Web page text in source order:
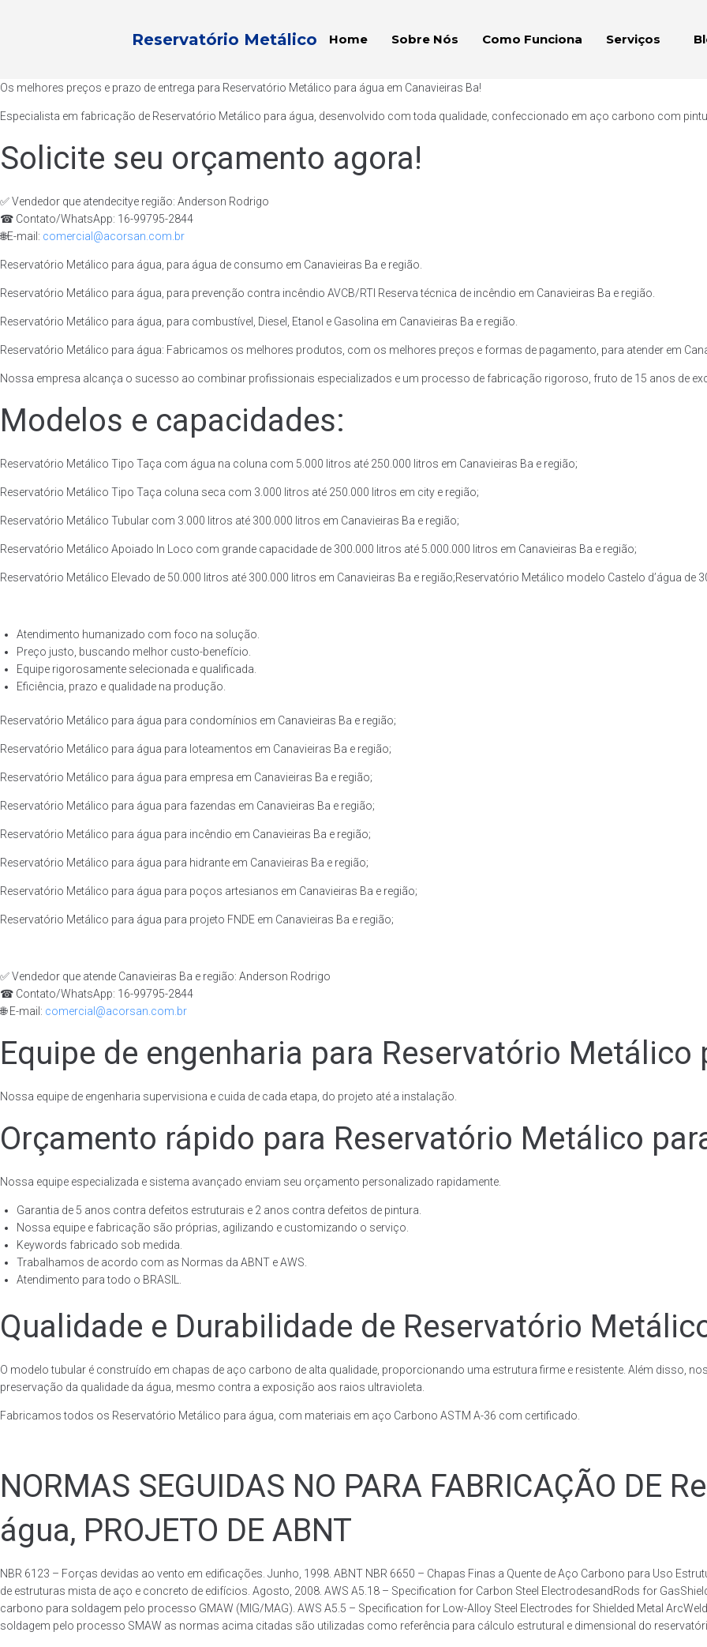
Reservatório Metálico Home Sobre Nós Como Funciona Serviços
Os melhores preços e prazo de entrega para Reservatório Metálico para água em Canavieiras Ba!
Especialista em fabricação de Reservatório Metálico para água, desenvolvido com toda qualidade, confeccionado em aço carbono com
Solicite seu orçamento agora!
✅ Vendedor que atendecitye região: Anderson Rodrigo
☎ Contato/WhatsApp: 16-99795-2844
🌐E-mail: comercial@acorsan.com.br
Reservatório Metálico para água, para água de consumo em Canavieiras Ba e região.
Reservatório Metálico para água, para prevenção contra incêndio AVCB/RTI Reserva técnica de incêndio em Canavieiras Ba e região.
Reservatório Metálico para água, para combustível, Diesel, Etanol e Gasolina em Canavieiras Ba e região.
Reservatório Metálico para água: Fabricamos os melhores produtos, com os melhores preços e formas de pagamento, para atender em
Nossa empresa alcança o sucesso ao combinar profissionais especializados e um processo de fabricação rigoroso, fruto de 15 anos de
Modelos e capacidades:
Reservatório Metálico Tipo Taça com água na coluna com 5.000 litros até 250.000 litros em Canavieiras Ba e região;
Reservatório Metálico Tipo Taça coluna seca com 3.000 litros até 250.000 litros em city e região;
Reservatório Metálico Tubular com 3.000 litros até 300.000 litros em Canavieiras Ba e região;
Reservatório Metálico Apoiado In Loco com grande capacidade de 300.000 litros até 5.000.000 litros em Canavieiras Ba e região;
Reservatório Metálico Elevado de 50.000 litros até 300.000 litros em Canavieiras Ba e região;Reservatório Metálico modelo Castelo d’água de
Atendimento humanizado com foco na solução.
Preço justo, buscando melhor custo-benefício.
Equipe rigorosamente selecionada e qualificada.
Eficiência, prazo e qualidade na produção.
Reservatório Metálico para água para condomínios em Canavieiras Ba e região;
Reservatório Metálico para água para loteamentos em Canavieiras Ba e região;
Reservatório Metálico para água para empresa em Canavieiras Ba e região;
Reservatório Metálico para água para fazendas em Canavieiras Ba e região;
Reservatório Metálico para água para incêndio em Canavieiras Ba e região;
Reservatório Metálico para água para hidrante em Canavieiras Ba e região;
Reservatório Metálico para água para poços artesianos em Canavieiras Ba e região;
Reservatório Metálico para água para projeto FNDE em Canavieiras Ba e região;
✅ Vendedor que atende Canavieiras Ba e região: Anderson Rodrigo
☎ Contato/WhatsApp: 16-99795-2844
🌐 E-mail: comercial@acorsan.com.br
Equipe de engenharia para Reservatório Metálico
Nossa equipe de engenharia supervisiona e cuida de cada etapa, do projeto até a instalação.
Orçamento rápido para Reservatório Metálico
Nossa equipe especializada e sistema avançado enviam seu orçamento personalizado rapidamente.
Garantia de 5 anos contra defeitos estruturais e 2 anos contra defeitos de pintura.
Nossa equipe e fabricação são próprias, agilizando e customizando o serviço.
Keywords fabricado sob medida.
Trabalhamos de acordo com as Normas da ABNT e AWS.
Atendimento para todo o BRASIL.
Qualidade e Durabilidade de Reservatório
O modelo tubular é construído em chapas de aço carbono de alta qualidade, proporcionando uma estrutura firme e resistente. Além disso,
preservação da qualidade da água, mesmo contra a exposição aos raios ultravioleta.
Fabricamos todos os Reservatório Metálico para água, com materiais em aço Carbono ASTM A-36 com certificado.
NORMAS SEGUIDAS NO PARA FABRICAÇÃO DE
água, PROJETO DE ABNT
NBR 6123 – Forças devidas ao vento em edificações. Junho, 1998. ABNT NBR 6650 – Chapas Finas a Quente de Aço Carbono para Uso
de estruturas mista de aço e concreto de edifícios. Agosto, 2008. AWS A5.18 – Specification for Carbon Steel ElectrodesandRods for
carbono para soldagem pelo processo GMAW (MIG/MAG). AWS A5.5 – Specification for Low-Alloy Steel Electrodes for Shielded Metal
soldagem pelo processo SMAW as normas acima citadas são utilizadas como referência para cálculo estrutural e dimensional do